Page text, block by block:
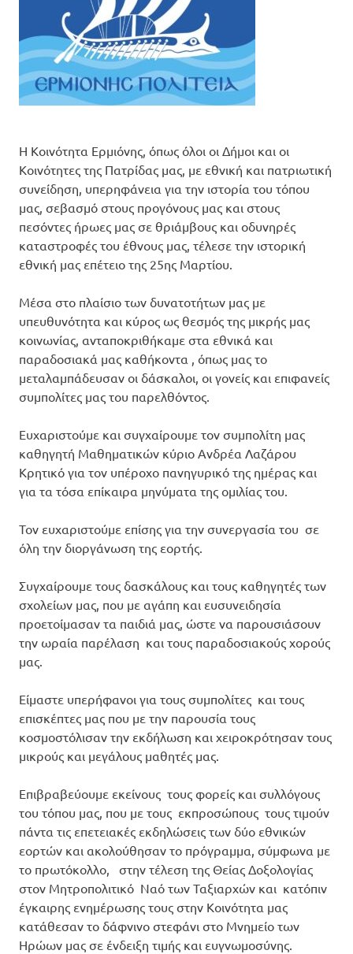
Η Κοινότητα Ερμιόνης, όπως όλοι οι Δήμοι και οι
Κοινότητες της Πατρίδας μας, με εθνική και πατριωτική
συνείδηση, υπερηφάνεια για την ιστορία του τόπου
μας, σεβασμό στους προγόνους μας και στους
πεσόντες ήρωες μας σε θριάμβους και οδυνηρές
καταστροφές του έθνους μας, τέλεσε την ιστορική
εθνική μας επέτειο της 25ης Μαρτίου.
Μέσα στο πλαίσιο των δυνατοτήτων μας με
υπευθυνότητα και κύρος ως θεσμός της μικρής μας
κοινωνίας, ανταποκριθήκαμε στα εθνικά και
παραδοσιακά μας καθήκοντα , όπως μας το
μεταλαμπάδευσαν οι δάσκαλοι, οι γονείς και επιφανείς
συμπολίτες μας του παρελθόντος.
Ευχαριστούμε και συγχαίρουμε τον συμπολίτη μας
καθηγητή Μαθηματικών κύριο Ανδρέα Λαζάρου
Κρητικό για τον υπέροχο πανηγυρικό της ημέρας και
για τα τόσα επίκαιρα μηνύματα της ομιλίας του.
Τον ευχαριστούμε επίσης για την συνεργασία του σε
όλη την διοργάνωση της εορτής.
Συγχαίρουμε τους δασκάλους και τους καθηγητές των
σχολείων μας, που με αγάπη και ευσυνειδησία
προετοίμασαν τα παιδιά μας, ώστε να παρουσιάσουν
την ωραία παρέλαση και τους παραδοσιακούς χορούς
μας.
Είμαστε υπερήφανοι για τους συμπολίτες και τους
επισκέπτες μας που με την παρουσία τους
κοσμοστόλισαν την εκδήλωση και χειροκρότησαν τους
μικρούς και μεγάλους μαθητές μας.
Επιβραβεύουμε εκείνους τους φορείς και συλλόγους
του τόπου μας, που με τους εκπροσώπους τους τιμούν
πάντα τις επετειακές εκδηλώσεις των δύο εθνικών
εορτών και ακολούθησαν το πρόγραμμα, σύμφωνα με
το πρωτόκολλο, στην τέλεση της Θείας Δοξολογίας
στον Μητροπολιτικό Ναό των Ταξιαρχών και κατόπιν
έγκαιρης ενημέρωσης τους στην Κοινότητα μας
κατάθεσαν το δάφνινο στεφάνι στο Μνημείο των
Ηρώων μας σε ένδειξη τιμής και ευγνωμοσύνης.